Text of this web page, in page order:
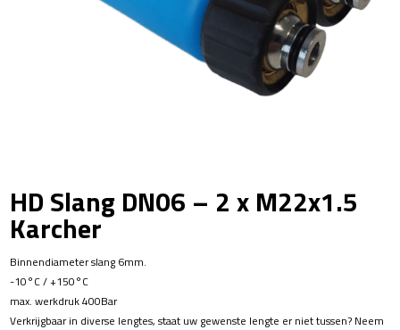
HD Slang DN06 – 2 x M22x1.5
Karcher
Binnendiameter slang 6mm.
-10°C / +150°C
max. werkdruk 400Bar
Verkrijgbaar in diverse lengtes, staat uw gewenste lengte er niet tussen? Neem